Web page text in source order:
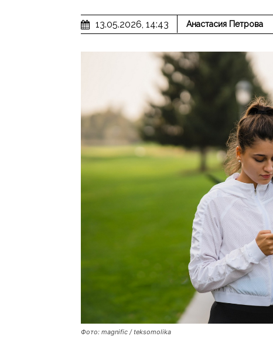
13.05.2026, 14:43 Анастасия Петрова
Фото: magnific / teksomolika